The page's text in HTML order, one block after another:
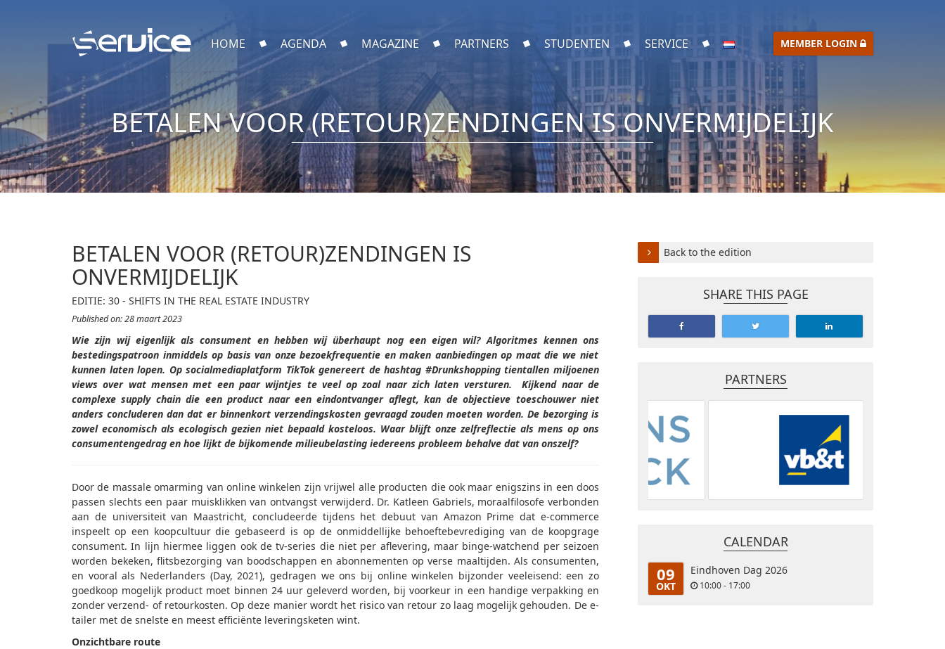
HOME AGENDA MAGAZINE PARTNERS STUDENTEN SERVICE MEMBER LOGIN
BETALEN VOOR (RETOUR)ZENDINGEN IS ONVERMIJDELIJK
BETALEN VOOR (RETOUR)ZENDINGEN IS
ONVERMIJDELIJK
EDITIE: 30 - SHIFTS IN THE REAL ESTATE INDUSTRY
Published on: 28 maart 2023
Wie zijn wij eigenlijk als consument en hebben wijüberhaupt nog een eigen wil?Algoritmes kennen ons
bestedingspatroon inmiddels op basis van onzebezoekfrequentie enmaken aanbiedingen op maat die we niet
kunnen laten lopen. Opsocialmediaplatform TikTokgenereert de hashtag #Drunkshopping tientallen miljoenen
views over wat mensen met een paar wijntjes te veel op zoal naar zich laten versturen.Kijkend naar de
complexesupplychain die een product naareeneindontvanger aflegt, kan de objectieve toeschouwer niet
anders concluderen dan dat er binnenkort verzendingskosten gevraagd zouden moeten worden. De bezorging is
zowel economisch als ecologisch gezien niet bepaald kosteloos. Waar blijft onze zelfreflectie als mens op ons
consumentengedrag en hoe lijkt de bijkomende milieubelasting iedereens probleem behalve dat van onszelf?
Door de massale omarming van online winkelen zijn vrijwel alle producten die ook maar enigszins in een doos
passen slechts een paar muisklikken van ontvangst verwijderd. Dr. Katleen Gabriels, moraalfilosofe verbonden
aan de universiteit van Maastricht, concludeerde tijdens het debuut van Amazon Prime dat e-commerce
inspeelt op een koopcultuur die gebaseerd is op de onmiddellijke behoeftebevrediging van de koopgrage
consument. In lijn hiermee liggen ook de tv-series die niet per aflevering, maar binge-watchend per seizoen
worden bekeken, flitsbezorging van boodschappen en abonnementen op verse maaltijden. Als consumenten,
en vooral als Nederlanders (Day, 2021), gedragen we ons bij online winkelen bijzonder veeleisend: een zo
goedkoop mogelijk product moet binnen 24 uur geleverd worden, bij voorkeur in een handige verpakking en
zonder verzend- of retourkosten. Op deze manier wordt het risico van retour zo laag mogelijk gehouden. De e-
tailer met de snelste en meest efficiënte leveringsketen wint.
Onzichtbare route
Back to the edition
SHARE THIS PAGE
PARTNERS
CALENDAR
09
OKT
Eindhoven Dag 2026
10:00 - 17:00